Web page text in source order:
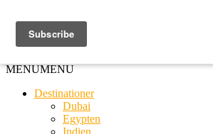
MENUMENU
Destinationer
Dubai
Egypten
Indien